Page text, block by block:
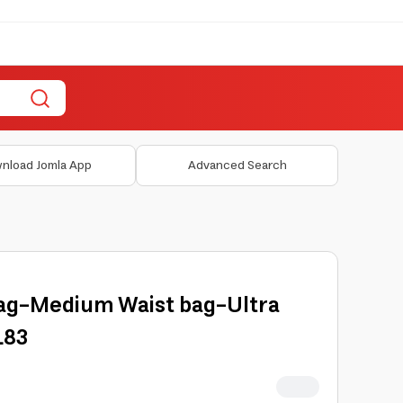
Jomla App Advanced Search
Medium Waist bag-Ultra